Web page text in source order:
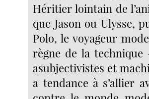
Héritier lointain de
que Jason ou Ulysse,
Polo, le voyageur
règne de la
asubjectivistes et
a tendance à s’allier